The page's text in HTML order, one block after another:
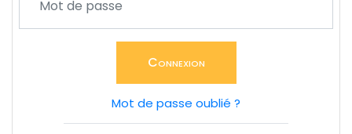
Connexion
Mot de passe oublié ?